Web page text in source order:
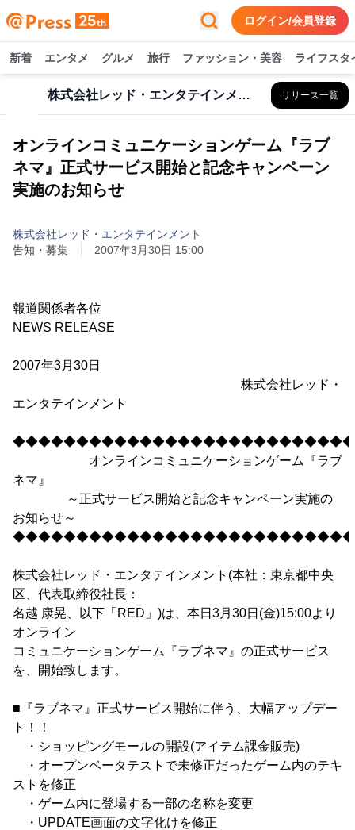
ログイン/会員登録
新着 エンタメ グルメ 旅行 ファッション・美容 ライフスタ
株式会社レッド・エンタテインメント リリース一覧
オンラインコミュニケーションゲーム『ラブ
ネマ』正式サービス開始と記念キャンペーン
実施のお知らせ
株式会社レッド・エンタテインメント
告知・募集
2007年3月30日 15:00
報道関係者各位
NEWS RELEASE
2007年3月30日
株式会社レッド・
エンタテインメント
オンラインコミュニケーションゲーム『ラブ
ネマ』
～正式サービス開始と記念キャンペーン実施の
お知らせ～
株式会社レッド・エンタテインメント(本社：東京都中央
区、代表取締役社長：
名越 康晃、以下「RED」)は、本日3月30日(金)15:00より
オンライン
コミュニケーションゲーム『ラブネマ』の正式サービス
を、開始致します。
■『ラブネマ』正式サービス開始に伴う、大幅アップデー
ト！！
・ショッピングモールの開設(アイテム課金販売)
・オープンベータテストで未修正だったゲーム内のテキ
ストを修正
・ゲーム内に登場する一部の名称を変更
・UPDATE画面の文字化けを修正